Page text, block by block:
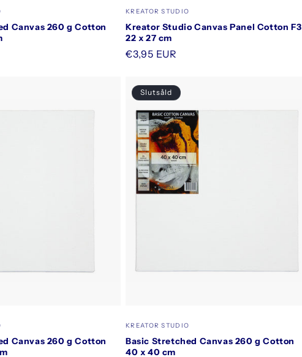
Canvas 260 g Cotton
Säljare:
KREATOR STUDIO
Kreator Studio Canvas Panel Cotton F3
22 x 27 cm
Ordinarie
€3,95 EUR
Canvas 260 g Cotton
Slutsåld
Säljare:
KREATOR STUDIO
Basic Stretched Canvas 260 g Cotton
40 x 40 cm